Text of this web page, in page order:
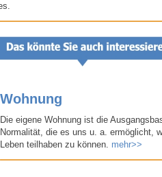
Wohnung
Die eigene Wohnung ist die
Normalität, die es uns u. a. ermöglicht,
Leben teilhaben zu können. mehr>>